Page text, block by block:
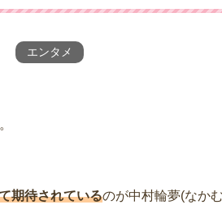
エンタメ
期待されているのが中村輪夢(なか